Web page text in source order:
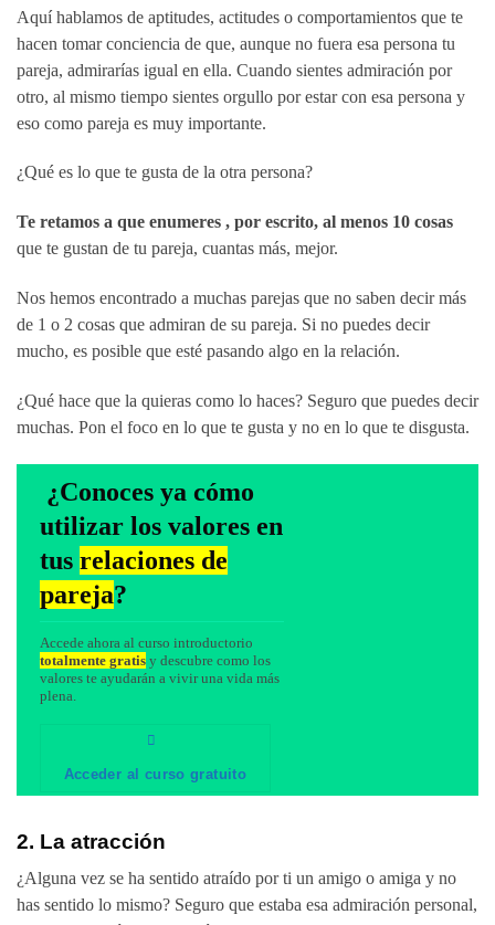
Aquí hablamos de aptitudes, actitudes o comportamientos que te
hacen tomar conciencia de que, aunque no fuera esa persona tu
pareja, admirarías igual en ella. Cuando sientes admiración por
otro, al mismo tiempo sientes orgullo por estar con esa persona y
eso como pareja es muy importante.
¿Qué es lo que te gusta de la otra persona?
Te retamos a que enumeres , por escrito, al menos 10 cosas
que te gustan de tu pareja, cuantas más, mejor.
Nos hemos encontrado a muchas parejas que no saben decir más
de 1 o 2 cosas que admiran de su pareja. Si no puedes decir
mucho, es posible que esté pasando algo en la relación.
¿Qué hace que la quieras como lo haces? Seguro que puedes decir
muchas. Pon el foco en lo que te gusta y no en lo que te disgusta.
¿Conoces ya cómo
utilizar los valores en
tus relaciones de
pareja?
Accede ahora al curso introductorio
totalmente gratisy descubre como los
valores te ayudarán a vivir una vida más
plena.
Acceder al curso gratuito
2. La atracción
¿Alguna vez se ha sentido atraído por ti un amigo o amiga y no
has sentido lo mismo? Seguro que estaba esa admiración personal,